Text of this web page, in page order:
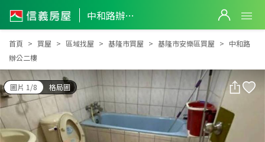
中和路辦公二樓
中和路辦公二樓
首頁 買屋 區域找屋 基隆市買屋 基隆市安樂區買屋
中和路
辦公二樓
圖片 1/8 格局圖